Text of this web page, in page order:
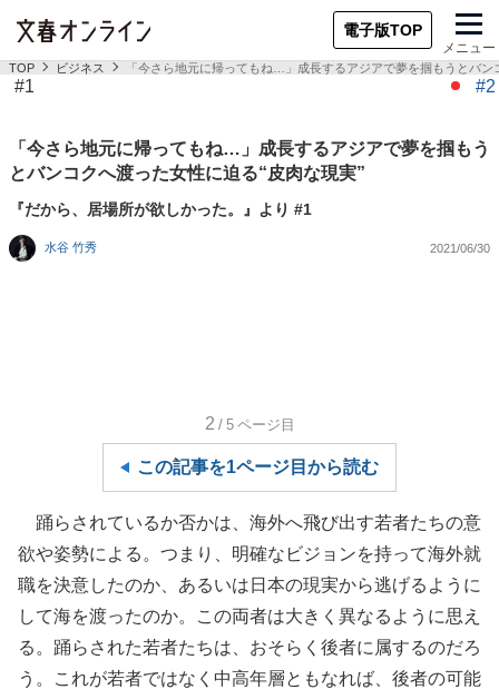
電子版TOP
メニュー
TOP ビジネス 「今さら地元に帰ってもね…」成長するアジアで夢を掴もうとバン
#1 #2
「今さら地元に帰ってもね…」成長するアジアで夢を掴もう
とバンコクへ渡った女性に迫る“皮肉な現実”
『だから、居場所が欲しかった。』より #1
水谷 竹秀 2021/06/30
2 /5 ページ目
この記事を1ページ目から読む
踊らされているか否かは、海外へ飛び出す若者たちの意
欲や姿勢による。つまり、明確なビジョンを持って海外就
職を決意したのか、あるいは日本の現実から逃げるように
して海を渡ったのか。この両者は大きく異なるように思え
る。踊らされた若者たちは、おそらく後者に属するのだろ
う。これが若者ではなく中高年層ともなれば、後者の可能